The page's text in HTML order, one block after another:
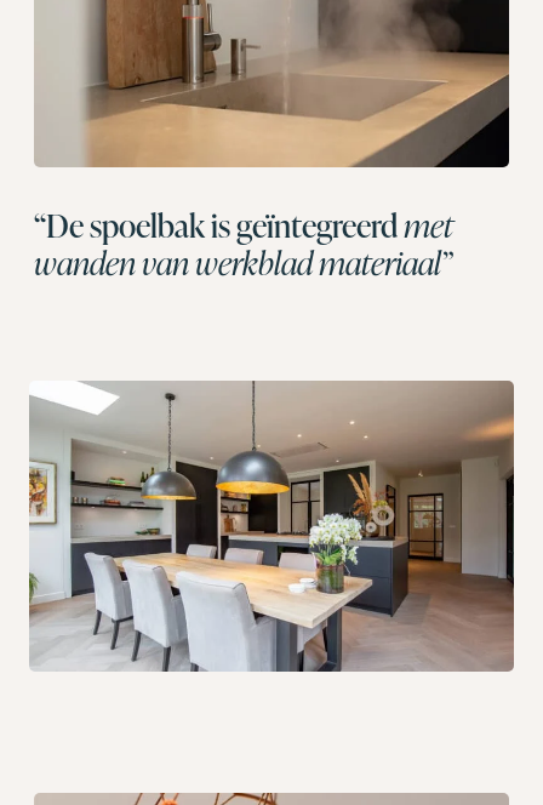
“De spoelbak is geïntegreerdmet
wanden van werkblad materiaal”